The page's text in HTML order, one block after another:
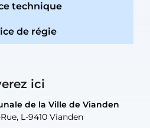
technique
de régie
ici
de la Ville de Vianden
L-9410 Vianden
de la Ville de Vianden
L-9410 Vianden
de la Ville de Vianden
L-9410 Vianden
de la Ville de Vianden
L-9410 Vianden
Ville de Vianden
Vianden